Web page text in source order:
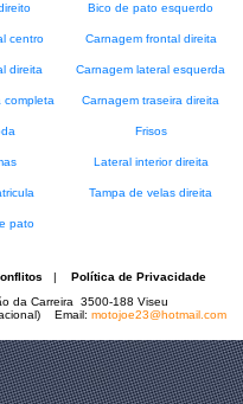
Bico de pato esquerdo
centro Carnagem frontal direita
direita Carnagem lateral esquerda
completa Carnagem traseira direita
Frisos
Lateral interior direita
Tampa de velas direita
pato
| Política de Privacidade
da Carreira 3500-188 Viseu
Email: motojoe23@hotmail.com